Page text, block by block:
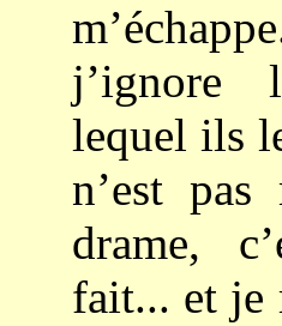
j’ignore
lequel ils
n’est
drame,
fait... et je